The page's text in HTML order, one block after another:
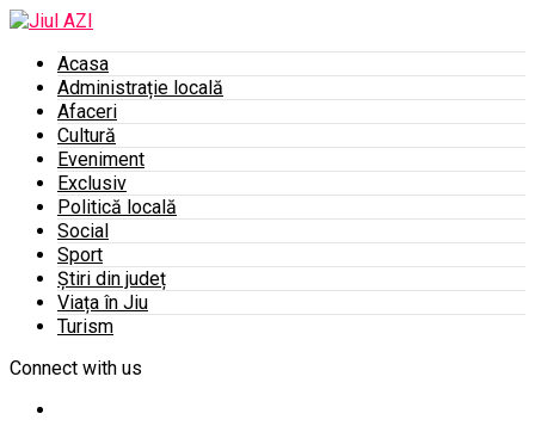
Acasa
Administrație locală
Afaceri
Cultură
Eveniment
Exclusiv
Politică locală
Social
Sport
Știri din județ
Viața în Jiu
Turism
Connect with us